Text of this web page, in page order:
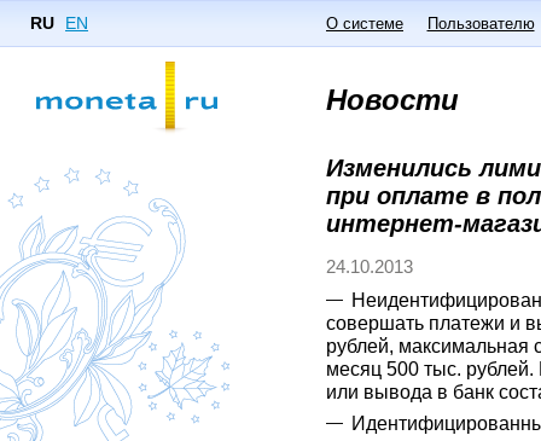
RU EN О системе Пользователю
Новости
Изменились
при оплате в
интернет-
24.10.2013
совершать платежи и
рублей, максимальная
месяц 500 тыс.
или вывода в банк